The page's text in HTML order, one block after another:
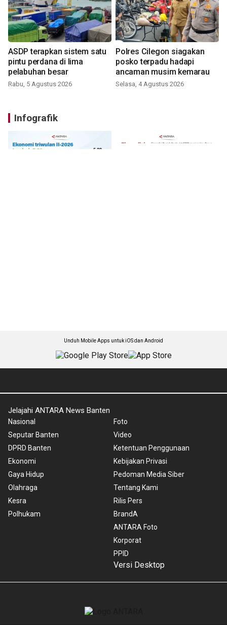
ASDP terapkan sistem satu
pintu perdana di lima
pelabuhan besar
Rabu, 5 Agustus 2026
Polres Cilegon siagakan
posko terpadu hadapi
ancaman musim kemarau
Selasa, 4 Agustus 2026
Infografik
Unduh Mobile Apps untuk iOS dan Android
Jelajahi ANTARA News Banten
Nasional
Seputar Banten
DPRD Banten
Ekonomi
Gaya Hidup
Olahraga
Kesra
Polhukam
Foto
Video
Ketentuan Penggunaan
Kebijakan Privasi
Pedoman Media Siber
Tentang Kami
Rilis Pers
BrandA
ANTARA Foto
Korporat
PPID
Versi Desktop